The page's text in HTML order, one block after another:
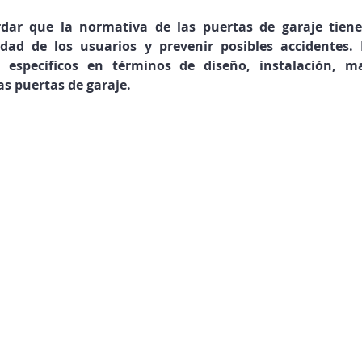
que la normativa de las puertas de garaje
de los usuarios y prevenir posibles accidentes.
específicos en términos de diseño, instalación,
puertas de garaje.